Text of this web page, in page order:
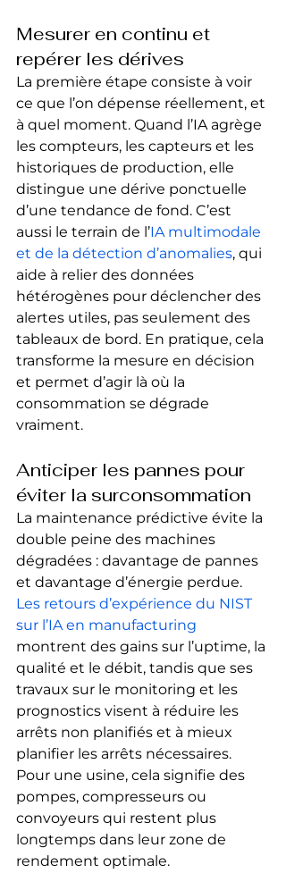
Mesurer en continu et
repérer les dérives
La première étape consiste à voir
ce que l’on dépense réellement, et
à quel moment. Quand l’IA agrège
les compteurs, les capteurs et les
historiques de production, elle
distingue une dérive ponctuelle
d’une tendance de fond. C’est
aussi le terrain de l’IA multimodale
et de la détection d’anomalies, qui
aide à relier des données
hétérogènes pour déclencher des
alertes utiles, pas seulement des
tableaux de bord. En pratique, cela
transforme la mesure en décision
et permet d’agir là où la
consommation se dégrade
vraiment.
Anticiper les pannes pour
éviter la surconsommation
La maintenance prédictive évite la
double peine des machines
dégradées : davantage de pannes
et davantage d’énergie perdue.
Les retours d’expérience du NIST
sur l’IA en manufacturing
montrent des gains sur l’uptime, la
qualité et le débit, tandis que ses
travaux sur le monitoring et les
prognostics visent à réduire les
arrêts non planifiés et à mieux
planifier les arrêts nécessaires.
Pour une usine, cela signifie des
pompes, compresseurs ou
convoyeurs qui restent plus
longtemps dans leur zone de
rendement optimale.